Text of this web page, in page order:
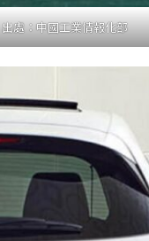
處：中國工業情報化部